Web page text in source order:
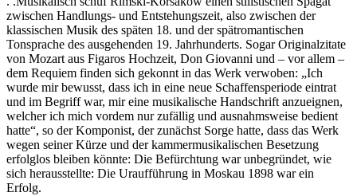
zwischen Handlungs- und Entstehungszeit, also zwischen der
klassischen Musik des späten 18. und der spätromantischen
Tonsprache des ausgehenden 19. Jahrhunderts. Sogar Originalzitate
von Mozart aus Figaros Hochzeit, Don Giovanni und – vor allem –
dem Requiem finden sich gekonnt in das Werk verwoben: „Ich
wurde mir bewusst, dass ich in eine neue Schaffensperiode eintrat
und im Begriff war, mir eine musikalische Handschrift anzueignen,
welcher ich mich vordem nur zufällig und ausnahmsweise bedient
hatte“, so der Komponist, der zunächst Sorge hatte, dass das Werk
wegen seiner Kürze und der kammermusikalischen Besetzung
erfolglos bleiben könnte: Die Befürchtung war unbegründet, wie
sich herausstellte: Die Uraufführung in Moskau 1898 war ein
Erfolg.